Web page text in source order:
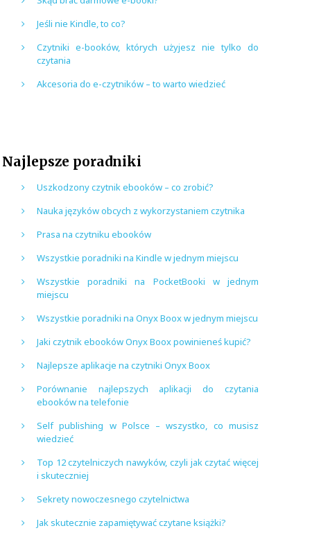
Jeśli nie Kindle, to co?
Czytniki e-booków, których użyjesz nie tylko do
czytania
Akcesoria do e-czytników – to warto wiedzieć
Najlepsze poradniki
Uszkodzony czytnik ebooków – co zrobić?
Nauka języków obcych z wykorzystaniem czytnika
Prasa na czytniku ebooków
Wszystkie poradniki na Kindle w jednym miejscu
Wszystkie poradniki na PocketBooki w jednym
miejscu
Wszystkie poradniki na Onyx Boox w jednym miejscu
Jaki czytnik ebooków Onyx Boox powinieneś kupić?
Najlepsze aplikacje na czytniki Onyx Boox
Porównanie najlepszych aplikacji do czytania
ebooków na telefonie
Self publishing w Polsce – wszystko, co musisz
wiedzieć
Top 12 czytelniczych nawyków, czyli jak czytać więcej
i skuteczniej
Sekrety nowoczesnego czytelnictwa
Jak skutecznie zapamiętywać czytane książki?